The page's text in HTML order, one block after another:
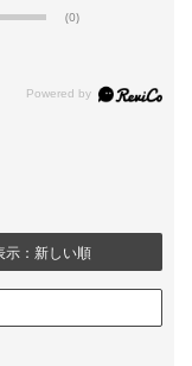
(0)
示：新しい順